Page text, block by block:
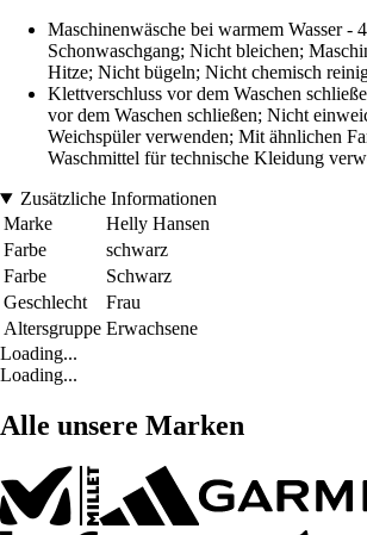
Maschinenwäsche bei warmem Wasser -
Schonwaschgang; Nicht bleichen;
Hitze; Nicht bügeln; Nicht chemisch
Klettverschluss vor dem Waschen
vor dem Waschen schließen; Nicht
Weichspüler verwenden; Mit ähnlichen
Waschmittel für technische Kleidung
Zusätzliche Informationen
Marke
Helly Hansen
Farbe
schwarz
Farbe
Schwarz
Geschlecht
Frau
Altersgruppe Erwachsene
Loading...
Loading...
Alle unsere Marken